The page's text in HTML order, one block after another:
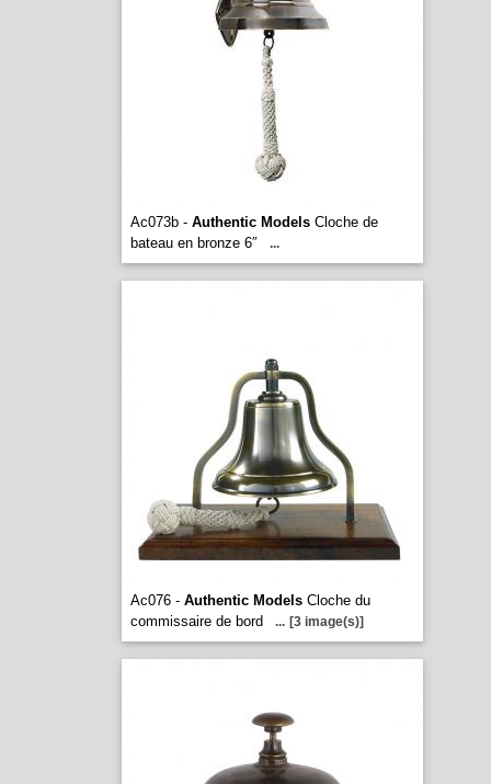
Ac073b - Authentic ModelsCloche de
bateau en bronze 6″
...
Ac076 - Authentic ModelsCloche du
commissaire de bord
... [3 image(s)]